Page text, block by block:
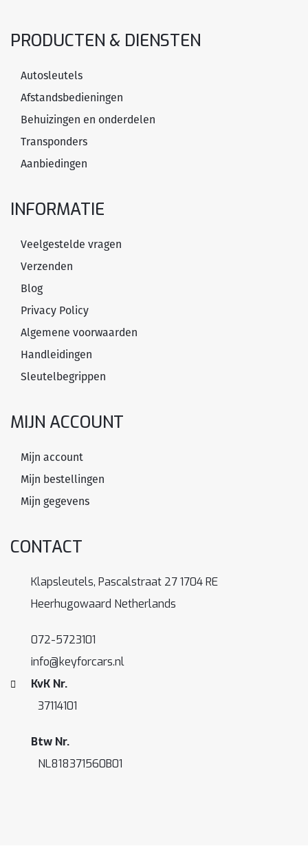
PRODUCTEN & DIENSTEN
Autosleutels
Afstandsbedieningen
Behuizingen en onderdelen
Transponders
Aanbiedingen
INFORMATIE
Veelgestelde vragen
Verzenden
Blog
Privacy Policy
Algemene voorwaarden
Handleidingen
Sleutelbegrippen
MIJN ACCOUNT
Mijn account
Mijn bestellingen
Mijn gegevens
CONTACT
Klapsleutels, Pascalstraat 27 1704 RE
Heerhugowaard Netherlands
072-5723101
info@keyforcars.nl
KvK Nr.
37114101
Btw Nr.
NL818371560B01